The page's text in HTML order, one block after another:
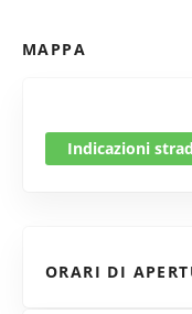
MAPPA
Indicazioni
ORARI DI